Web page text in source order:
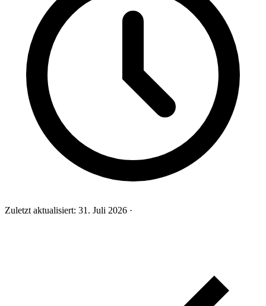
Zuletzt aktualisiert: 31. Juli 2026 ·